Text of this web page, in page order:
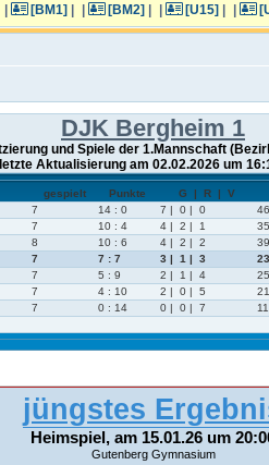
| [BM1] | | [BM2] | | [U15] | |
DJK Bergheim 1
und Spiele der 1.Mannschaft
letzte Aktualisierung am 02.02.2026 um
gespielt Punkte G | R | V
7 14 : 0 7 | 0 | 0
7 10 : 4 4 | 2 | 1
8 10 : 6 4 | 2 | 2
7 7 : 7 3 | 1 | 3
7 5 : 9 2 | 1 | 4
7 4 : 10 2 | 0 | 5
7 0 : 14 0 | 0 | 7
jüngstes
Heimspiel, am 15.01.26 um
Gutenberg Gymnasium